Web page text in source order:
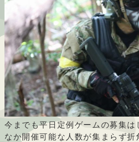
今までも平日定例ゲームの募集は
なか開催可能な人数が集まらず折